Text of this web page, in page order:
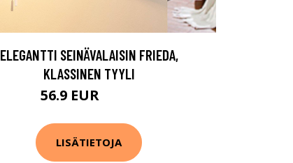
ELEGANTTI SEINÄVALAISIN FRIEDA,
KLASSINEN TYYLI
56.9 EUR
LISÄTIETOJA